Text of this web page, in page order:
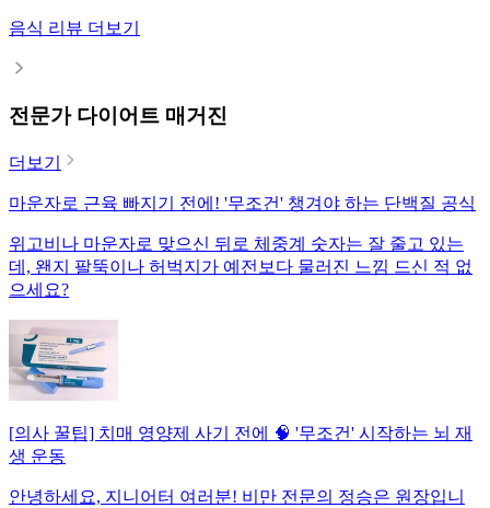
음식 리뷰 더보기
전문가 다이어트 매거진
더보기
마운자로 근육 빠지기 전에! '무조건' 챙겨야 하는 단백질 공식
위고비나 마운자로 맞으신 뒤로 체중계 숫자는 잘 줄고 있는
데, 왠지 팔뚝이나 허벅지가 예전보다 물러진 느낌 드신 적 없
으세요?
[의사 꿀팁] 치매 영양제 사기 전에 🧠 '무조건' 시작하는 뇌 재
생 운동
안녕하세요, 지니어터 여러분! 비만 전문의 정승은 원장입니